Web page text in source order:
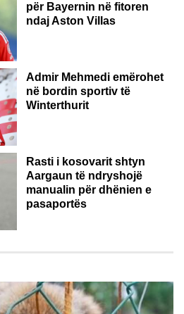
për Bayernin në fitoren
ndaj Aston Villas
Admir Mehmedi emërohet
në bordin sportiv të
Winterthurit
Rasti i kosovarit shtyn
Aargaun të ndryshojë
manualin për dhënien e
pasaportës